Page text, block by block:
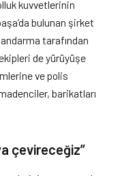
kuvvetlerinin
bulunan şirket
tarafından
de yürüyüşe
ve polis
barikatları
çevireceğiz”